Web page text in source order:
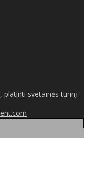
platinti svetainės turinį